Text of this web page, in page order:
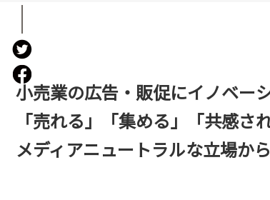
小売業の広告・販促にイノベー
「売れる」「集める」「共感さ
メディアニュートラルな立場か